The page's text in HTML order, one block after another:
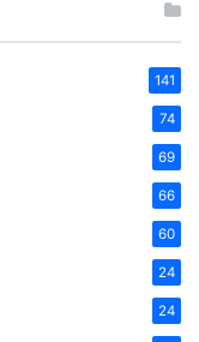
141
74
69
66
60
24
24